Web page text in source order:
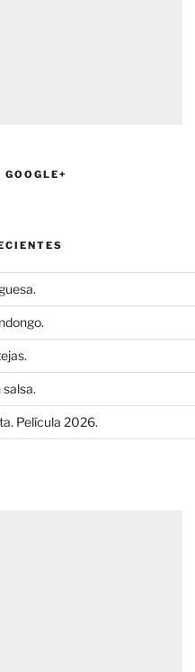
GOOGLE+
Película 2026.